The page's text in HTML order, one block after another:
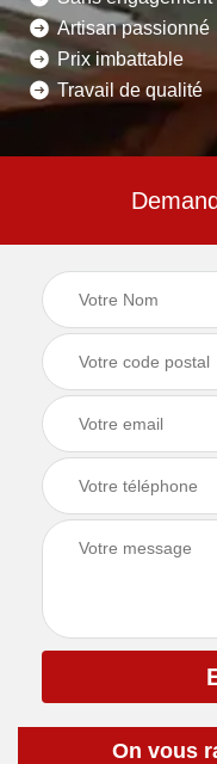
Artisan passionné
Prix imbattable
Travail de qualité
On vous